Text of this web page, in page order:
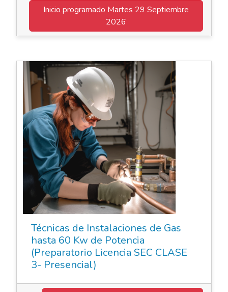
Inicio programado Martes 29 Septiembre
2026
Técnicas de Instalaciones de Gas
hasta 60 Kw de Potencia
(Preparatorio Licencia SEC CLASE
3- Presencial)